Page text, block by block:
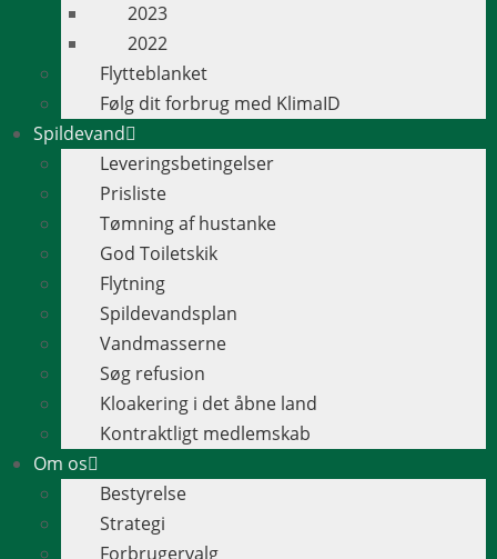
2023
2022
Flytteblanket
Følg dit forbrug med KlimaID
Spildevand
Leveringsbetingelser
Prisliste
Tømning af hustanke
God Toiletskik
Flytning
Spildevandsplan
Vandmasserne
Søg refusion
Kloakering i det åbne land
Kontraktligt medlemskab
Om os
Bestyrelse
Strategi
Forbrugervalg